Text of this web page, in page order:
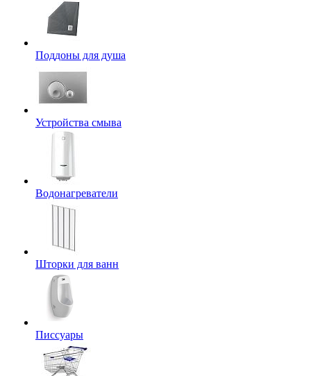
Поддоны для душа
Устройства смыва
Водонагреватели
Шторки для ванн
Писсуары